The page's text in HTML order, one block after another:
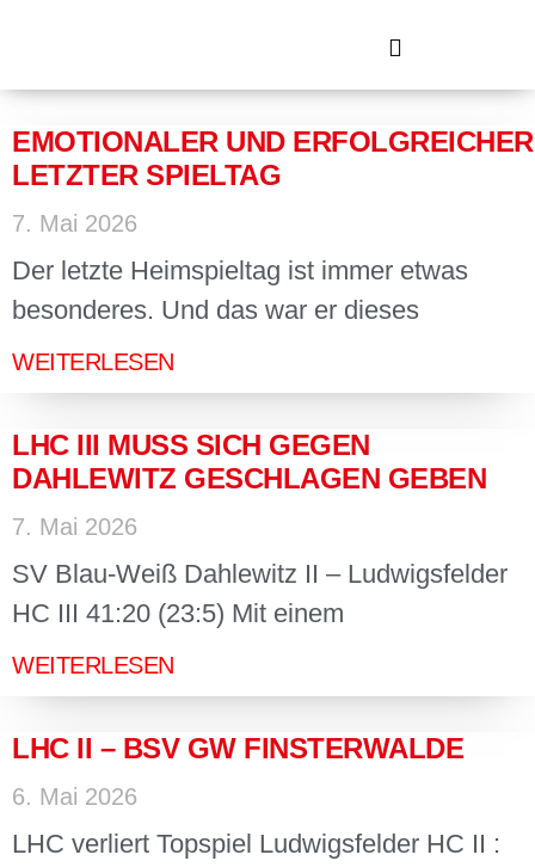
EMOTIONALER UND ERFOLGREICHER
LETZTER SPIELTAG
7. Mai 2026
Der letzte Heimspieltag ist immer etwas
besonderes. Und das war er dieses
WEITERLESEN
LHC III MUSS SICH GEGEN
DAHLEWITZ GESCHLAGEN GEBEN
7. Mai 2026
SV Blau-Weiß Dahlewitz II – Ludwigsfelder
HC III 41:20 (23:5) Mit einem
WEITERLESEN
LHC II – BSV GW FINSTERWALDE
6. Mai 2026
LHC verliert Topspiel Ludwigsfelder HC II :